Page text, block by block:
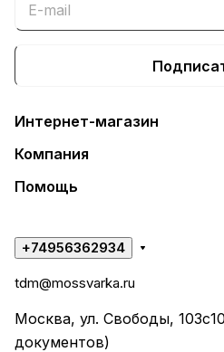
Интернет-магазин
Компания
Помощь
+74956362934
tdm@mossvarka.ru
Москва, ул. Свободы,
документов)